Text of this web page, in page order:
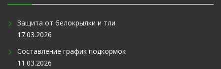
Защита от белокрылки и тли
17.03.2026
Составление график подкормок
11.03.2026